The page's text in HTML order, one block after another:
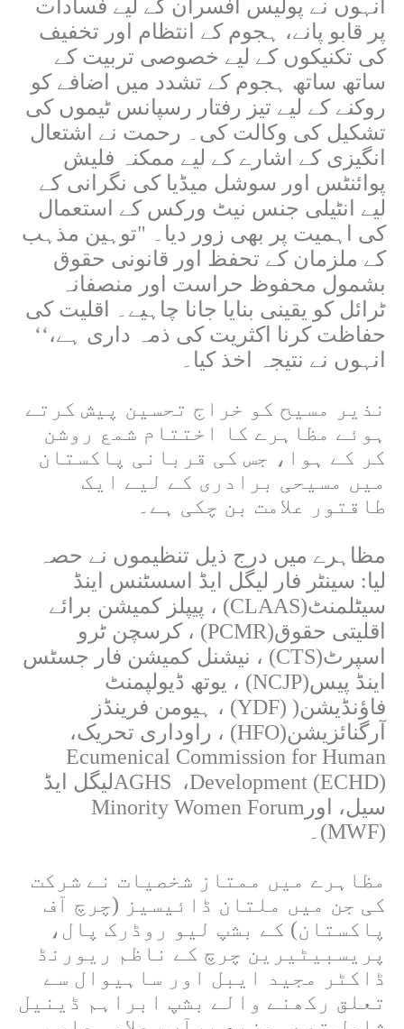
انہوں نے پولیس افسران کے لیے فسادات
پر قابو پانے، ہجوم کے انتظام اور تخفیف
کی تکنیکوں کے لیے خصوصی تربیت کے
ساتھ ساتھ ہجوم کے تشدد میں اضافے کو
روکنے کے لیے تیز رفتار رسپانس ٹیموں کی
تشکیل کی وکالت کی۔ رحمت نے اشتعال
انگیزی کے اشارے کے لیے ممکنہ فلیش
پوائنٹس اور سوشل میڈیا کی نگرانی کے
لیے انٹیلی جنس نیٹ ورکس کے استعمال
کی اہمیت پر بھی زور دیا۔ "توہین مذہب
کے ملزمان کے تحفظ اور قانونی حقوق
بشمول محفوظ حراست اور منصفانہ
ٹرائل کو یقینی بنایا جانا چاہیے۔ اقلیت کی
حفاظت کرنا اکثریت کی ذمہ داری ہے،‘‘
انہوں نے نتیجہ اخذ کیا۔
نذیر مسیح کو خراج تحسین پیش کرتے
ہوئے مظاہرے کا اختتام شمع روشن
کر کے ہوا، جس کی قربانی پاکستان
میں مسیحی برادری کے لیے ایک
طاقتور علامت بن چکی ہے۔
مظاہرے میں درج ذیل تنظیموں نے حصہ
لیا: سینٹر فار لیگل ایڈ اسسٹنس اینڈ
سیٹلمنٹ(CLAAS) ، پیپلز کمیشن برائے
اقلیتی حقوق(PCMR) ، کرسچن ٹرو
اسپرٹ(CTS) ، نیشنل کمیشن فار جسٹس
اینڈ پیس(NCJP) ، یوتھ ڈیولپمنٹ
فاؤنڈیشن(YDF) ) ، ہیومن فرینڈز
آرگنائزیشن(HFO) ، راوداری تحریک،
Ecumenical Commission for Human
Development (ECHD)، AGHSلیگل ایڈ
سیل، اور Minority Women Forum
(MWF)۔
مظاہرے میں ممتاز شخصیات نے شرکت
کی جن میں ملتان ڈائیسیز (چرچ آف
پاکستان) کے بشپ لیو روڈرک پال،
پریسبیٹیرین چرچ کے ناظم ریورنڈ
ڈاکٹر مجید ایبل اور ساہیوال سے
تعلق رکھنے والے بشپ ابراہم ڈینیل